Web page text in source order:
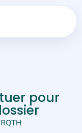
pour
RQTH